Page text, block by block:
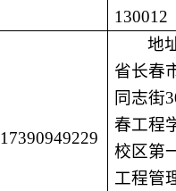
130012
17390949229
地
省长春
同志街
春工程
校区第
工程管